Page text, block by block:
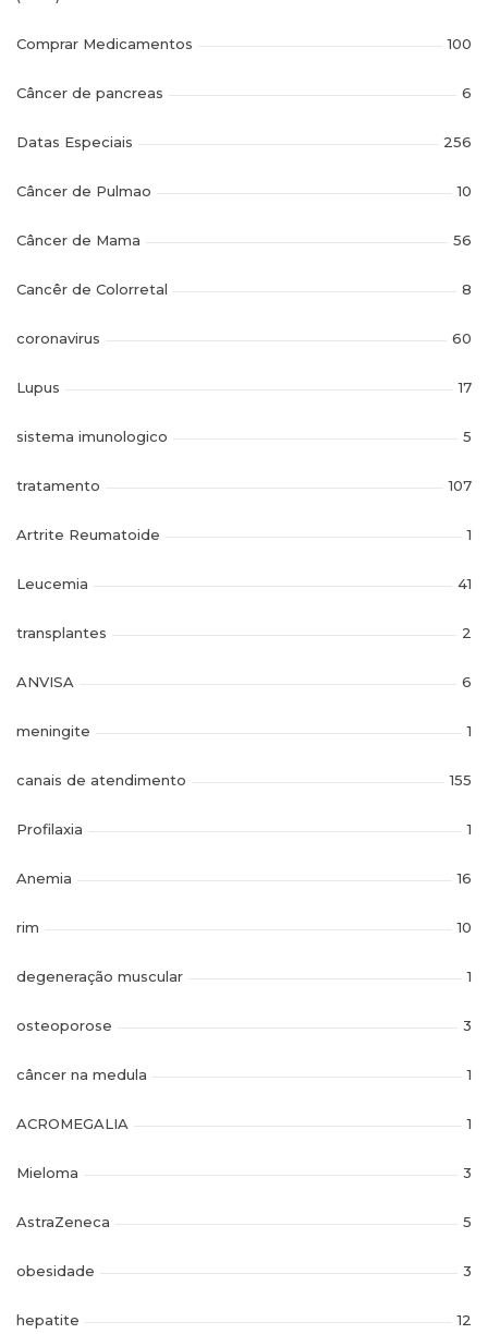
Comprar Medicamentos 100
Câncer de pancreas 6
Datas Especiais 256
Câncer de Pulmao 10
Câncer de Mama 56
Cancêr de Colorretal 8
coronavirus 60
Lupus 17
sistema imunologico 5
tratamento 107
Artrite Reumatoide 1
Leucemia 41
transplantes 2
ANVISA 6
meningite 1
canais de atendimento 155
Profilaxia 1
Anemia 16
rim 10
degeneração muscular 1
osteoporose 3
câncer na medula 1
ACROMEGALIA 1
Mieloma 3
AstraZeneca 5
obesidade 3
hepatite 12